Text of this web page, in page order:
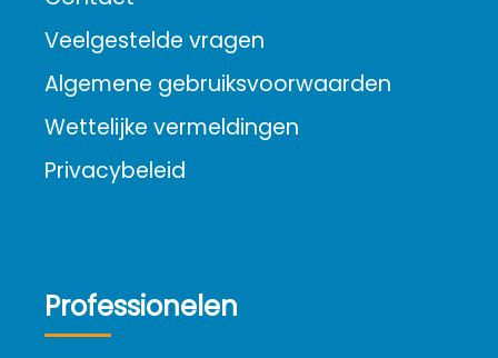
Veelgestelde vragen
Algemene gebruiksvoorwaarden
Wettelijke vermeldingen
Privacybeleid
Professionelen